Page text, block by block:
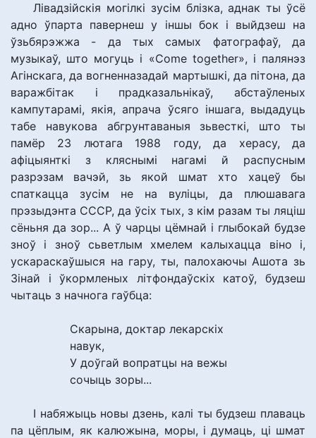
Лівадзійскія могілкі зусім блізка, аднак ты ўсё
адно ўпарта павернеш у іншы бок і выйдзеш на
ўзьбярэжжа - да тых самых фатографаў, да
музыкаў, што могуць і «Соme together», і палянэз
Агінскага, да вогненназадай мартышкі, да пітона, да
варажбітак і прадказальнікаў, абстаўленых
кампутарамі, якія, апрача ўсяго іншага, выдадуць
табе навукова абгрунтаваныя зьвесткі, што ты
памёр 23 лютага 1988 году, да херасу, да
афіцыянткі з кляснымі нагамі й распусным
разрэзам вачэй, зь якой шмат хто хацеў бы
спаткацца зусім не на вуліцы, да плюшавага
прэзыдэнта СССР, да ўсіх тых, з кім разам ты ляціш
сёньня да зор... А ў чарцы цёмнай і глыбокай будзе
зноў і зноў сьветлым хмелем калыхацца віно і,
ускараскаўшыся на гару, ты, палохаючы Ашота зь
Зінай і ўкормленых літфондаўскіх катоў, будзеш
чытаць з начнога гаўбца:
Скарына, доктар лекарскіх
навук,
У доўгай вопратцы на вежы
сочыць зоры...
І набяжыць новы дзень, калі ты будзеш плаваць
па цёплым, як калюжына, моры, і думаць, ці шмат